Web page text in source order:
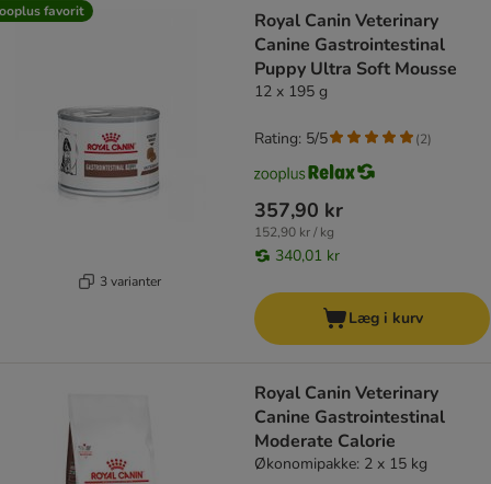
favorit
3 varianter
Royal Canin Veterinary
Canine Gastrointestinal
Puppy Ultra Soft Mousse
12 x 195 g
357,90 kr
152,90 kr / kg
340,01 kr
Rating: 5/5 (2)
Læg i kurv
Royal Canin Veterinary
Canine Gastrointestinal
Moderate Calorie
Økonomipakke: 2 x 15 kg